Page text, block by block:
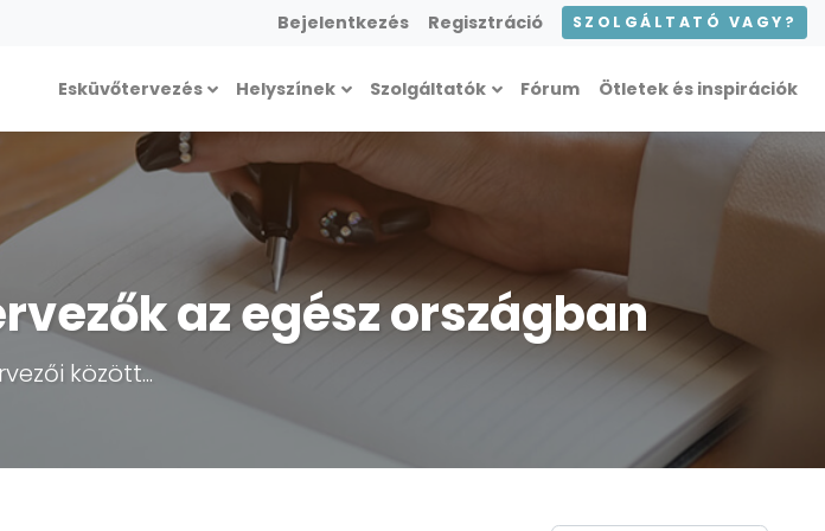
Bejelentkezés Regisztráció SZOLGÁLTATÓ VAGY?
Esküvőtervezés Helyszínek Szolgáltatók Fórum Ötletek és inspirációk
az egész országban
között...